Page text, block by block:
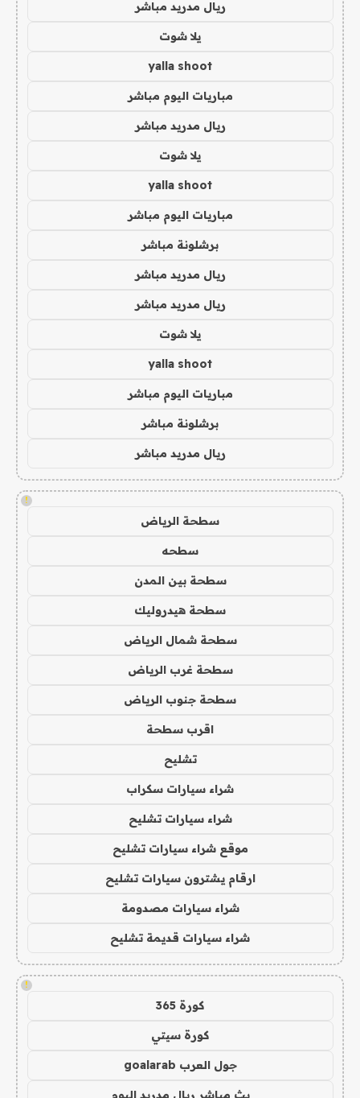
ريال مدريد مباشر
يلا شوت
yalla shoot
مباريات اليوم مباشر
ريال مدريد مباشر
يلا شوت
yalla shoot
مباريات اليوم مباشر
برشلونة مباشر
ريال مدريد مباشر
ريال مدريد مباشر
يلا شوت
yalla shoot
مباريات اليوم مباشر
برشلونة مباشر
ريال مدريد مباشر
!
سطحة الرياض
سطحه
سطحة بين المدن
سطحة هيدروليك
سطحة شمال الرياض
سطحة غرب الرياض
سطحة جنوب الرياض
اقرب سطحة
تشليح
شراء سيارات سكراب
شراء سيارات تشليح
موقع شراء سيارات تشليح
ارقام يشترون سيارات تشليح
شراء سيارات مصدومة
شراء سيارات قديمة تشليح
!
كورة 365
كورة سيتي
جول العرب goalarab
بث مباشر ريال مدريد اليوم